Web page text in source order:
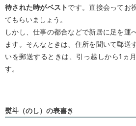
待された時がベストです。直接会ってお
てもらいましょう。
しかし、仕事の都合などで新居に足を運
ます。そんなときは、住所を聞いて郵送
いを郵送するときは、引っ越しから1ヵ
す。
熨斗（のし）の表書き